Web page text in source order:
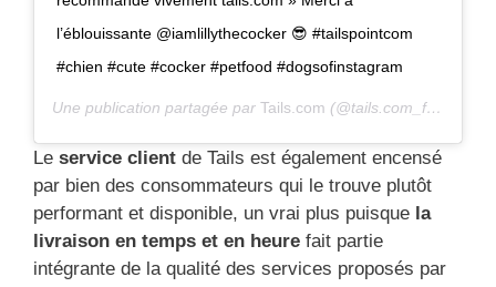
l’éblouissante @iamlillythecocker 😎 #tailspointcom
#chien #cute #cocker #petfood #dogsofinstagram
Une publication partagée par Tails.com (@tails.com_fr) le
Le service client de Tails est également encensé
par bien des consommateurs qui le trouve plutôt
performant et disponible, un vrai plus puisque la
livraison en temps et en heure fait partie
intégrante de la qualité des services proposés par